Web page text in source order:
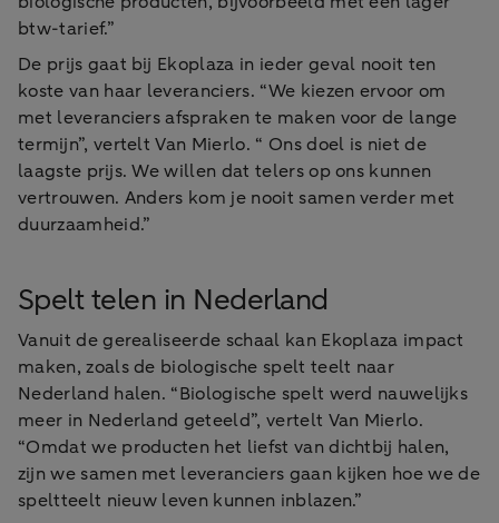
btw-tarief.”
De prijs gaat bij Ekoplaza in ieder geval nooit ten
koste van haar leveranciers. “We kiezen ervoor om
met leveranciers afspraken te maken voor de lange
termijn”, vertelt Van Mierlo. “ Ons doel is niet de
laagste prijs. We willen dat telers op ons kunnen
vertrouwen. Anders kom je nooit samen verder met
duurzaamheid.”
Spelt telen in Nederland
Vanuit de gerealiseerde schaal kan Ekoplaza impact
maken, zoals de biologische spelt teelt naar
Nederland halen. “Biologische spelt werd nauwelijks
meer in Nederland geteeld”, vertelt Van Mierlo.
“Omdat we producten het liefst van dichtbij halen,
zijn we samen met leveranciers gaan kijken hoe we de
speltteelt nieuw leven kunnen inblazen.”